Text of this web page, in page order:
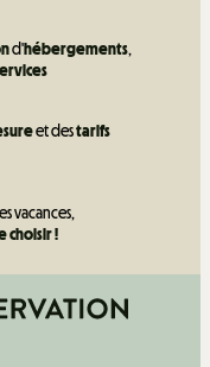
d'hébergements,
et destarifs
vacances,
choisir !